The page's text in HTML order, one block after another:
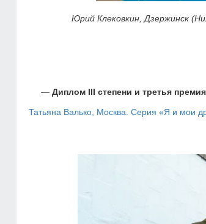
Юрий Клековкин, Дзержинск
Диплом III степени и третья
Татьяна Валько, Москва. Серия «Я и мои